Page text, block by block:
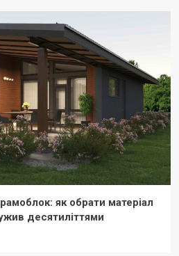
як обрати матеріал
десятиліттями